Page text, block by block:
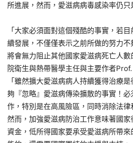
所進展，然而，愛滋病病毒感染率仍只
「大家必須面對這個殘酷的事實，若
續發展，不僅僅表示之前所做的努力
將會無力阻止其他國家愛滋病死亡人
院衛生與熱帶醫學主任與主要作者
「雖然擴大愛滋病病人持續獲得治療
夠『忽略』愛滋病傳染擴散的事實！
作，特別是在高風險區，同時消除法律
然而，加強愛滋病防治工作意味著國
資金，低所得國家要承受愛滋病所帶